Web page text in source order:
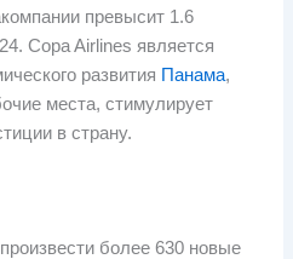
превысит 1.6
Copa Airlines является
развития Панама,
места, стимулирует
в страну.
более 630 новые